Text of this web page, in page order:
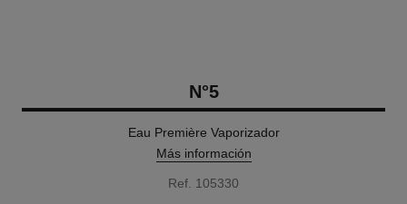
N°5
Eau Première Vaporizador
Más información
Ref. 105330